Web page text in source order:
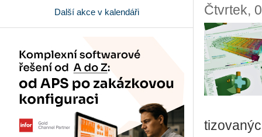
Další akce v kalendáři Čtvrtek,